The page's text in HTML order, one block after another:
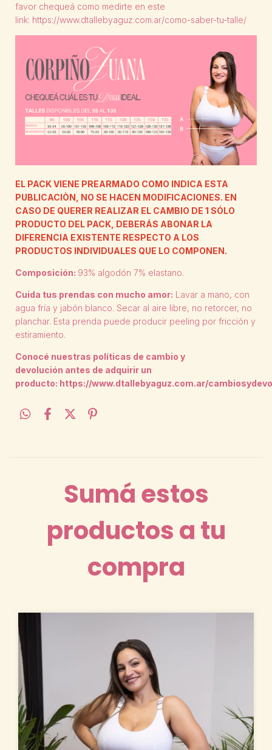
favor chequeá como medirte en este
link: https://www.dtallebyaguz.com.ar/como-saber-tu-talle/
EL PACK VIENE PREARMADO COMO INDICA ESTA
PUBLICACIÒN, NO SE HACEN MODIFICACIONES. EN
CASO DE QUERER REALIZAR EL CAMBIO DE 1 SÓLO
PRODUCTO DEL PACK, DEBERÁS ABONAR LA
DIFERENCIA EXISTENTE RESPECTO A LOS
PRODUCTOS INDIVIDUALES QUE LO COMPONEN.
Composición: 93% algodón 7% elastano.
Cuida tus prendas con mucho amor: Lavar a mano, con
agua fría y jabón blanco. Secar al aire libre, no retorcer, no
planchar. Esta prenda puede producir peeling por fricción y
estiramiento.
Conocé nuestras políticas de cambio y
devolución antes de adquirir un
producto: https://www.dtallebyaguz.com.ar/
Sumá estos
productos a tu
compra